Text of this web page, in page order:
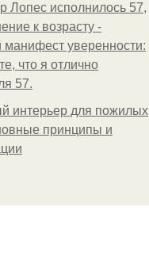
Лопес исполнилось 57,
к возрасту -
манифест уверенности:
что я отлично
57.
интерьер для пожилых
принципы и